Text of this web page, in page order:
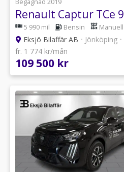
Begagnad 2019
5 990 mil Bensin Manuell
Eksjö Bilaffär AB • Jönköping •
fr. 1 774 kr/mån
109 500 kr